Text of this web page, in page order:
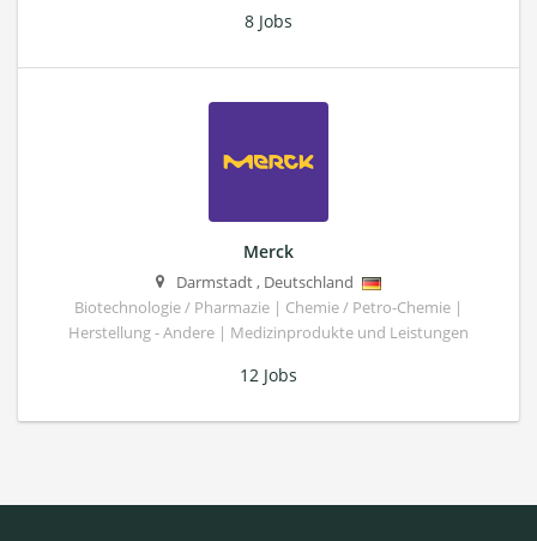
8 Jobs
Merck
Darmstadt, Deutschland
Biotechnologie / Pharmazie | Chemie / Petro-Chemie |
Herstellung - Andere | Medizinprodukte und Leistungen
12 Jobs